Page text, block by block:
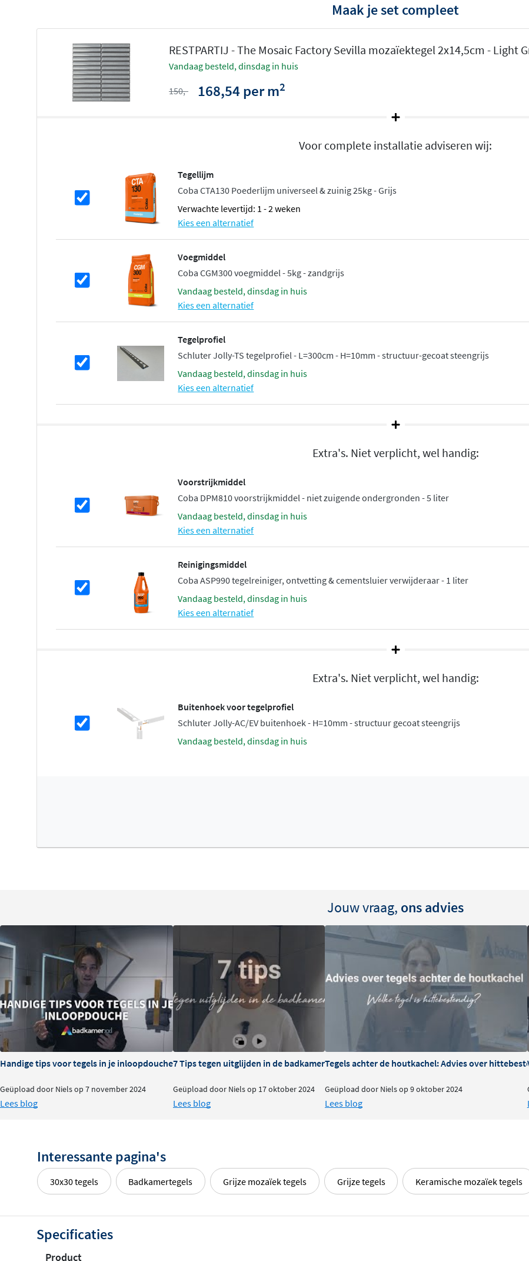
Maak je set compleet
RESTPARTIJ - The Mosaic Factory Sevilla mozaïektegel 2x14,5cm - Light
vandaag besteld, dinsdag in huis
150,- 168,54 per m2
Voor complete installatie adviseren wij:
Tegellijm
Coba CTA130 Poederlijm universeel & zuinig 25kg - Grijs
Verwachte levertijd: 1 - 2 weken
Kies een alternatief
Voegmiddel
Coba CGM300 voegmiddel - 5kg - zandgrijs
vandaag besteld, dinsdag in huis
Kies een alternatief
Tegelprofiel
Schluter Jolly-TS tegelprofiel - L=300cm - H=10mm - structuur-gecoat steengrijs
vandaag besteld, dinsdag in huis
Kies een alternatief
Extra's. Niet verplicht, wel handig:
Voorstrijkmiddel
Coba DPM810 voorstrijkmiddel - niet zuigende ondergronden - 5 liter
vandaag besteld, dinsdag in huis
Kies een alternatief
Reinigingsmiddel
Coba ASP990 tegelreiniger, ontvetting & cementsluier verwijderaar - 1 liter
vandaag besteld, dinsdag in huis
Kies een alternatief
Extra's. Niet verplicht, wel handig:
Buitenhoek voor tegelprofiel
Schluter Jolly-AC/EV buitenhoek - H=10mm - structuur gecoat steengrijs
vandaag besteld, dinsdag in huis
Jouw vraag, ons advies
Handige tips voor tegels in je inloopdouche
Geüpload door Niels op 7 november 2024
Lees blog
7 Tips tegen uitglijden in de badkamer
Geüpload door Niels op 17 oktober 2024
Lees blog
Tegels achter de houtkachel: Advies over
Geüpload door Niels op 9 oktober 2024
Lees blog
Interessante pagina's
30x30 tegels Badkamertegels Grijze mozaïek tegels Grijze tegels Keramische mozaïek tegels
Specificaties
Product